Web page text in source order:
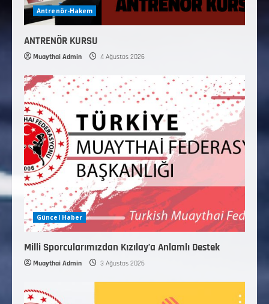
Antrenör-Hakem
ANTRENÖR KURSU
Muaythai Admin 4 Ağustos 2026
Güncel Haber
Milli Sporcularımızdan Kızılay’a Anlamlı Destek
Muaythai Admin 3 Ağustos 2026